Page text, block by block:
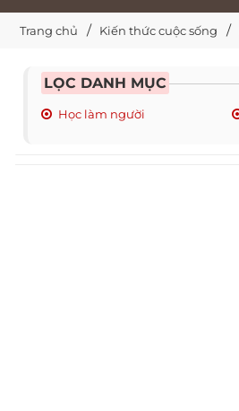
Trang chủ Kiến thức cuộc sống
LỌC DANH MỤC
Học làm người